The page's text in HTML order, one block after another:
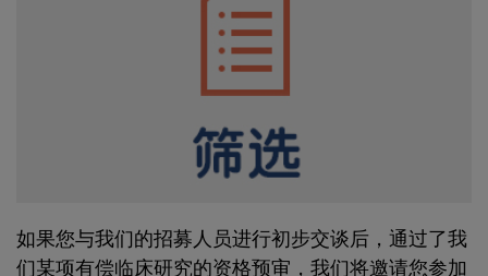
如果您与我们的招募人员进行初步交谈后，通过了我
们某项有偿临床研究的资格预审，我们将邀请您参加